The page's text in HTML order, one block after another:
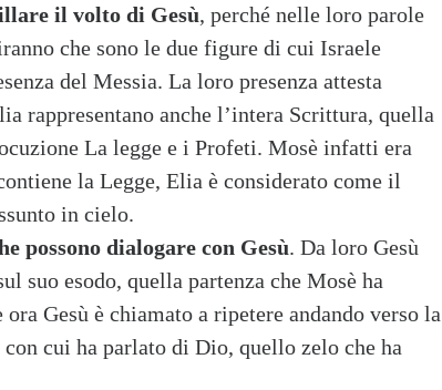
il volto di Gesù, perché nelle loro parole
che sono le due figure di cui Israele
del Messia. La loro presenza attesta
rappresentano anche l’intera Scrittura, quella
La legge e i Profeti. Mosè infatti era
la Legge, Elia è considerato come il
in cielo.
possono dialogare con Gesù. Da loro Gesù
suo esodo, quella partenza che Mosè ha
Gesù è chiamato a ripetere andando verso la
cui ha parlato di Dio, quello zelo che ha